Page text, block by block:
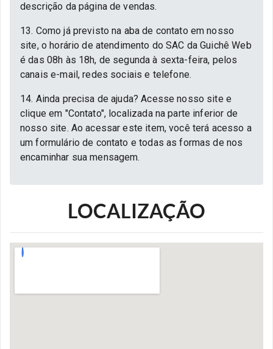
descrição da página de vendas.
13. Como já previsto na aba de contato em nosso
site, o horário de atendimento do SAC da Guichê Web
é das 08h às 18h, de segunda à sexta-feira, pelos
canais e-mail, redes sociais e telefone.
14. Ainda precisa de ajuda? Acesse nosso site e
clique em "Contato", localizada na parte inferior de
nosso site. Ao acessar este item, você terá acesso a
um formulário de contato e todas as formas de nos
encaminhar sua mensagem.
LOCALIZAÇÃO